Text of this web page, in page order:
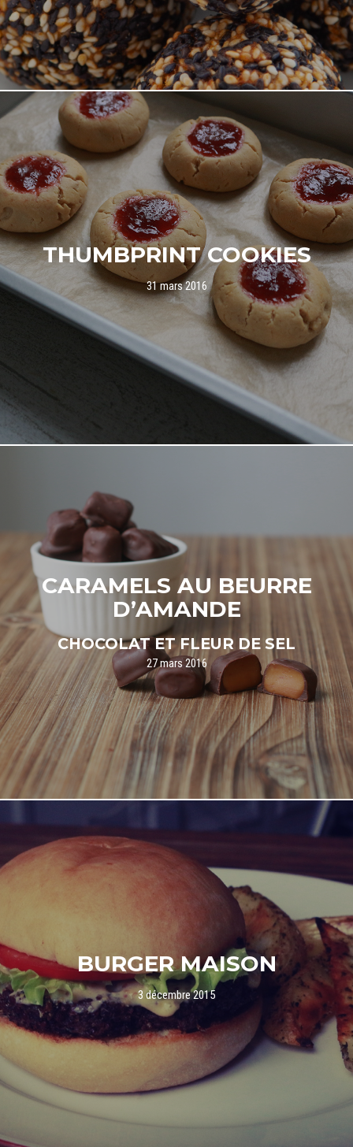
THUMBPRINT COOKIES
31 mars 2016
CARAMELS AU BEURRE
D’AMANDE
CHOCOLAT ET FLEUR DE SEL
27 mars 2016
BURGER MAISON
3 décembre 2015